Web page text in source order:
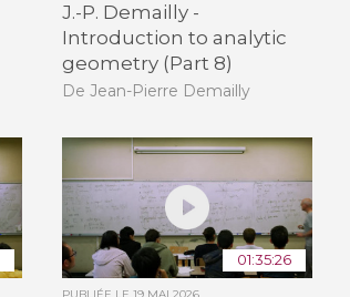
J.-P. Demailly -
Introduction to analytic
geometry (Part 8)
De Jean-Pierre Demailly
01:35:26